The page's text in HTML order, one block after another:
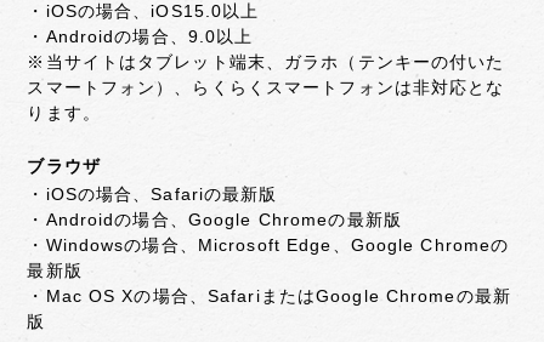
・iOSの場合、iOS15.0以上
・Androidの場合、9.0以上
※当サイトはタブレット端末、ガラホ（テンキーの付いた
スマートフォン）、らくらくスマートフォンは非対応とな
ります。
ブラウザ
・iOSの場合、Safariの最新版
・Androidの場合、Google Chromeの最新版
・Windowsの場合、Microsoft Edge、Google Chromeの
最新版
・Mac OS Xの場合、SafariまたはGoogle Chromeの最新
版